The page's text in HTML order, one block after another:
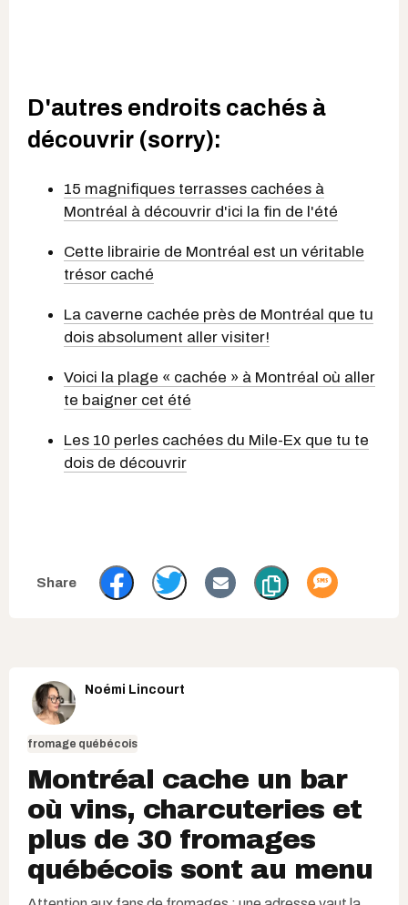
D'autres endroits cachés à
découvrir (sorry):
15 magnifiques terrasses cachées à
Montréal à découvrir d'ici la fin de l'été
Cette librairie de Montréal est un véritable
trésor caché
La caverne cachée près de Montréal que tu
dois absolument aller visiter!
Voici la plage « cachée » à Montréal où aller
te baigner cet été
Les 10 perles cachées du Mile-Ex que tu te
dois de découvrir
Noémi Lincourt
fromage québécois
Montréal cache un bar
où vins, charcuteries et
plus de 30 fromages
québécois sont au menu